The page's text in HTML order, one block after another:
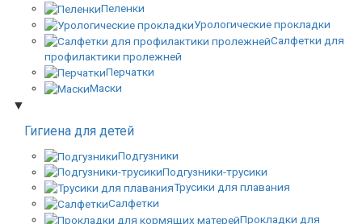
Пеленки
Урологические прокладки
Салфетки для
профилактики пролежней
Перчатки
Маски
▼
Гигиена для детей
Подгузники
Подгузники-трусики
Трусики для плавания
Салфетки
Прокладки для